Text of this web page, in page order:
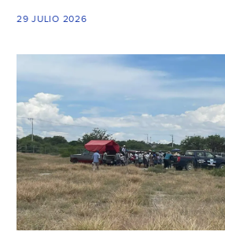
29 JULIO 2026